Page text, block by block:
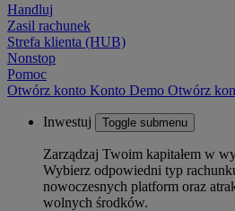
Handluj
Zasil rachunek
Strefa klienta (HUB)
Nonstop
Pomoc
Otwórz konto Konto Demo Otwórz
Inwestuj Toggle submenu
Zarządzaj Twoim kapitałem w
Wybierz odpowiedni typ
nowoczesnych platform oraz
wolnych środków.